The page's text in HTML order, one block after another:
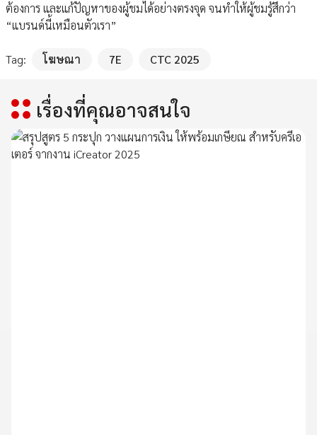
ต้องการ และแก้ปัญหาของผู้ชมได้อย่างตรงจุด จนทำให้ผู้ชมรู้สึกว่า
“แบรนด์นี้เหมือนตัวเรา”
Tag: โฆษณา 7E CTC 2025
เรื่องที่คุณอาจสนใจ